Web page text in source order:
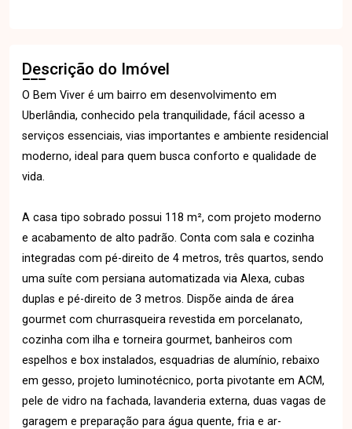
Descrição do Imóvel
O Bem Viver é um bairro em desenvolvimento em
Uberlândia, conhecido pela tranquilidade, fácil acesso a
serviços essenciais, vias importantes e ambiente residencial
moderno, ideal para quem busca conforto e qualidade de
vida.
A casa tipo sobrado possui 118 m², com projeto moderno
e acabamento de alto padrão. Conta com sala e cozinha
integradas com pé-direito de 4 metros, três quartos, sendo
uma suíte com persiana automatizada via Alexa, cubas
duplas e pé-direito de 3 metros. Dispõe ainda de área
gourmet com churrasqueira revestida em porcelanato,
cozinha com ilha e torneira gourmet, banheiros com
espelhos e box instalados, esquadrias de alumínio, rebaixo
em gesso, projeto luminotécnico, porta pivotante em ACM,
pele de vidro na fachada, lavanderia externa, duas vagas de
garagem e preparação para água quente, fria e ar-